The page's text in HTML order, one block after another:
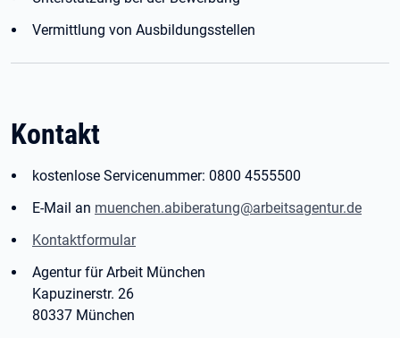
Vermittlung von Ausbildungsstellen
Kontakt
kostenlose Servicenummer: 0800 4555500
E-Mail an muenchen.abiberatung@arbeitsagentur.de
Kontaktformular
Agentur für Arbeit München
Kapuzinerstr. 26
80337 München